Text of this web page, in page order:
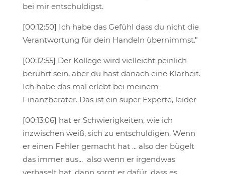
bei mir entschuldigst.
[00:12:50] Ich habe das Gefühl dass du nicht die
Verantwortung für dein Handeln übernimmst."
[00:12:55] Der Kollege wird vielleicht peinlich
berührt sein, aber du hast danach eine Klarheit.
Ich habe das mal erlebt bei meinem
Finanzberater. Das ist ein super Experte, leider
[00:13:06] hat er Schwierigkeiten, wie ich
inzwischen weiß, sich zu entschuldigen. Wenn
er einen Fehler gemacht hat ... also der bügelt
das immer aus... also wenn er irgendwas